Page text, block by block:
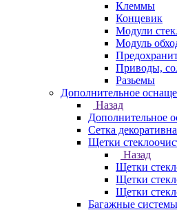
Клеммы
Концевик
Модули
Модуль
Приводы,
Разьемы
Дополнительное
Назад
Дополнительное
Сетка
Щетки
Назад
Щетки
Щетки
Щетки
Багажные